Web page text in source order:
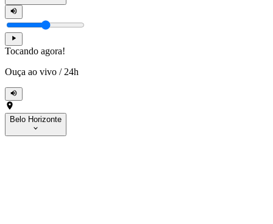
Tocando agora!
Ouça ao vivo / 24h
Belo Horizonte